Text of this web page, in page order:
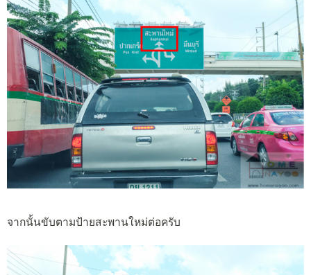
จากนั้นขับตามป้ายสะพานใหม่ต่อครับ